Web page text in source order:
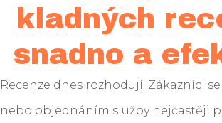
kladných
snadno a
Recenze dnes rozhodují. Zákazníci
nebo objednáním služby nejčastěji